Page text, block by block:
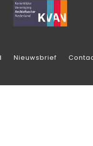
Nieuwsbrief